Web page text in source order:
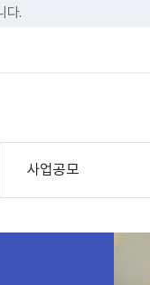
다.
사업공모